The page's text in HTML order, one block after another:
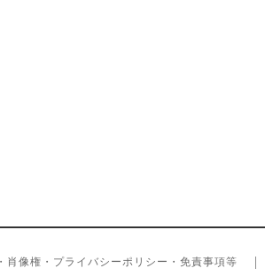
肖像権・プライバシーポリシー・免責事項等